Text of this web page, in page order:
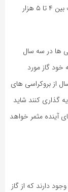
رسیده است گاز صرفه‌جویی شده به ازای هر متر مکعب بین ۴ تا ۵ هزار
ها در سه سال
خود گاز مورد
از بروکراسی های
گذاری کنند شاید
آینده مثمر خواهد
دارند که از گاز